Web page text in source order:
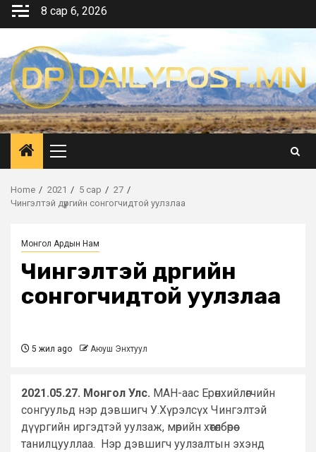
Skip
8 сар 6, 2026
Primary
Menu
Home 2021 5 сар
27
Чингэлтэй дүүргийн сонгогчидтой уулзлаа
Монгол Ардын Нам
Чингэлтэй дүүргийн
сонгогчидтой уулзлаа
5 жил ago Аюуш Энхтуул
2021.05.27. Монгол Улс. МАН-аас Ерөнхийлөгчийн
сонгуульд нэр дэвшигч У.Хүрэлсүх Чингэлтэй
дүүргийн иргэдтэй уулзаж, мөрийн хөтөлбөрөө
танилцууллаа. Нэр дэвшигч уулзалтын эхэнд